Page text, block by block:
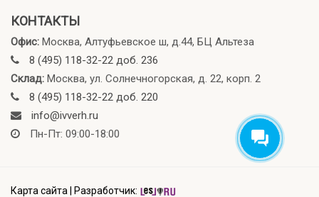
КОНТАКТЫ
Офис: Москва, Алтуфьевское ш, д.44, БЦ Альтеза
8 (495) 118-32-22 доб. 236
Склад: Москва, ул. Солнечногорская, д. 22, корп. 2
8 (495) 118-32-22 доб. 220
info@ivverh.ru
Пн-Пт: 09:00-18:00
Карта сайта Разработчик: